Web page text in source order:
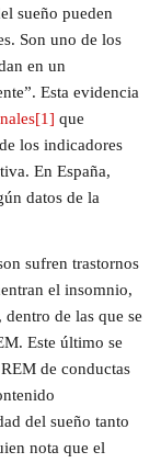
sueño pueden
Son uno de los
en un
Esta evidencia
[1] que
los indicadores
En España,
datos de la
sufren trastornos
el insomnio,
de las que se
Este último se
de conductas
del sueño tanto
nota que el